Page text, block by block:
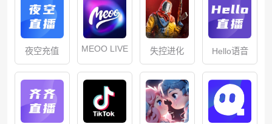
夜空充值 MEOO LIVE 失控进化 Hello语音